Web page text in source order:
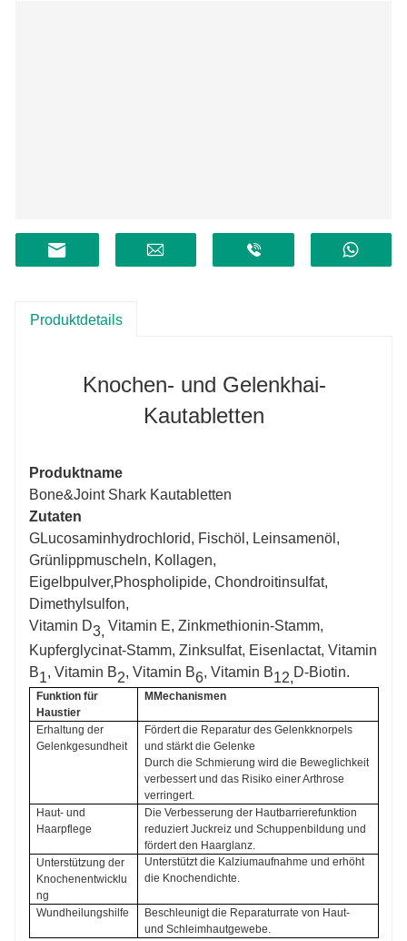
Produktdetails
Knochen- und Gelenkhai-
Kautabletten
Produktname
Bone&Joint Shark Kautabletten
Zutaten
GLucosaminhydrochlorid, Fischöl, Leinsamenöl,
Grünlippmuscheln, Kollagen,
Eigelbpulver,Phospholipide, Chondroitinsulfat,
Dimethylsulfon,
Vitamin D3, Vitamin E, Zinkmethionin-Stamm,
Kupferglycinat-Stamm, Zinksulfat, Eisenlactat, Vitamin
B1, Vitamin B2, Vitamin B6, Vitamin B12,D-Biotin.
Funktion für
Haustier
MMechanismen
Erhaltung der
Gelenkgesundheit
Fördert die Reparatur des Gelenkknorpels
und stärkt die Gelenke
Durch die Schmierung wird die Beweglichkeit
verbessert und das Risiko einer Arthrose
verringert.
Haut- und
Haarpflege
Die Verbesserung der Hautbarrierefunktion
reduziert Juckreiz und Schuppenbildung und
fördert den Haarglanz.
Unterstützung der
Knochenentwicklu
ng
Unterstützt die Kalziumaufnahme und erhöht
die Knochendichte
Wundheilungshilfe
Beschleunigt die Reparaturrate von Haut-
und Schleimhautgewebe.